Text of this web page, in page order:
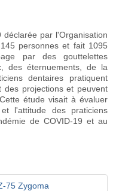
déclarée par l'Organisation
personnes et fait 1095
par des gouttelettes
des éternuements, de la
dentaires pratiquent
des projections et peuvent
étude visait à évaluer
l'attitude des praticiens
de COVID-19 et au
75 Zygoma